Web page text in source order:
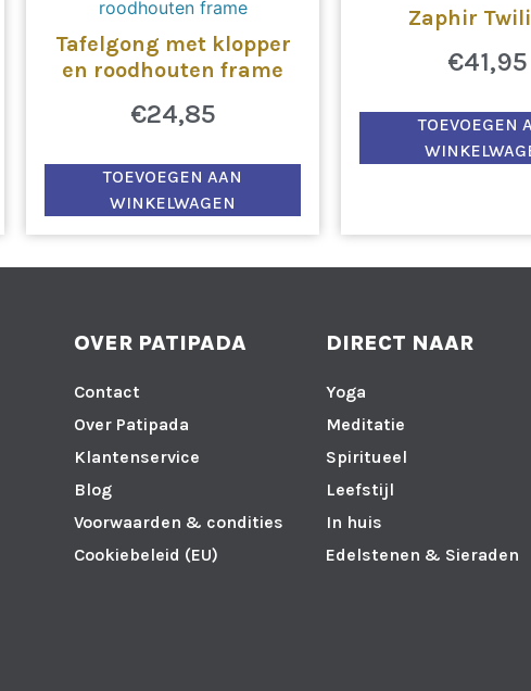
Tafelgong met klopper
en roodhouten frame
€24,85
TOEVOEGEN AAN
WINKELWAGEN
Zaphir
€41,95
TOEVOEGEN
OVER PATIPADA
Contact
Over Patipada
Klantenservice
Blog
Voorwaarden & condities
Cookiebeleid (EU)
DIRECT NAAR
Yoga
Meditatie
Spiritueel
Leefstijl
In huis
Edelstenen & Sieraden